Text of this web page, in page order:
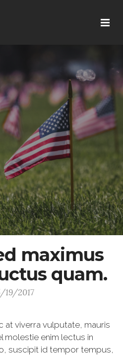
maximus
quam.
19/2017
at viverra vulputate, mauris
molestie enim lectus in
suscipit id tempor tempus,